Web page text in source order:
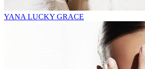
YANA LUCKY GRACE